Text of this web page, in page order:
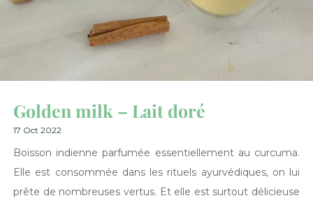
Golden milk – Lait doré
17 Oct 2022
Boisson indienne parfumée essentiellement au curcuma.
Elle est consommée dans les rituels ayurvédiques, on lui
prête de nombreuses vertus. Et elle est surtout délicieuse